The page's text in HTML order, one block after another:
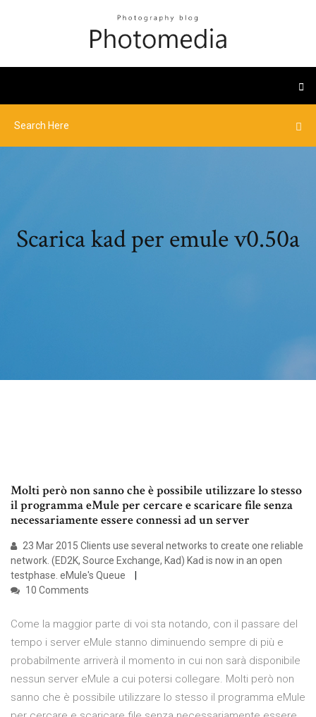
Scarica kad per emule v0.50a
Molti però non sanno che è possibile utilizzare lo stesso
il programma eMule per cercare e scaricare file senza
necessariamente essere connessi ad un server
23 Mar 2015 Clients use several networks to create one reliable
network. (ED2K, Source Exchange, Kad) Kad is now in an open
testphase. eMule's Queue
10 Comments
Come la maggior parte di voi sta notando, con il passare del
tempo i server eMule stanno diminuendo sempre di più e
probabilmente arriverà il momento in cui non sarà disponibile
nessun server eMule a cui potersi collegare. Molti però non
sanno che è possibile utilizzare lo stesso il programma eMule